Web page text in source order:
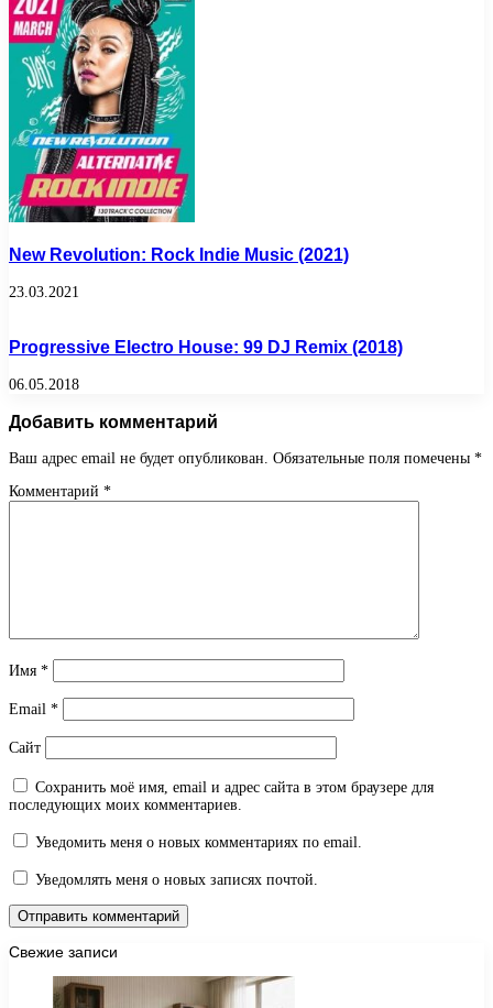
New Revolution: Rock Indie Music (2021)
23.03.2021
Progressive Electro House: 99 DJ Remix (2018)
06.05.2018
Добавить комментарий
Ваш адрес email не будет опубликован. Обязательные поля помечены *
Комментарий *
Имя *
Email *
Сайт
Сохранить моё имя, email и адрес сайта в этом браузере для
последующих моих комментариев.
Уведомить меня о новых комментариях по email.
Уведомлять меня о новых записях почтой.
Свежие записи